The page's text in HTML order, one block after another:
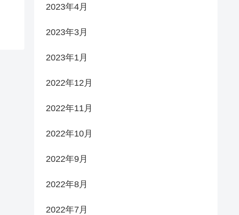
2023年4月
2023年3月
2023年1月
2022年12月
2022年11月
2022年10月
2022年9月
2022年8月
2022年7月